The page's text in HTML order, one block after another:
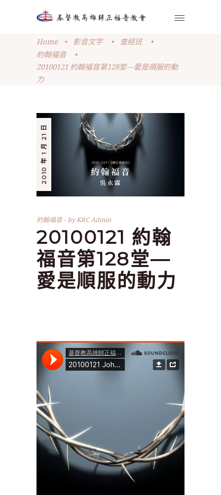
Home • 影音文字 • 查經班
•
約翰福音
•
20100121 約翰福音第128堂—愛是順服的動
力
2010 年 1 月 21 日
約翰福音 byKRC Admin
20100121 約翰
福音第128堂—
愛是順服的動力